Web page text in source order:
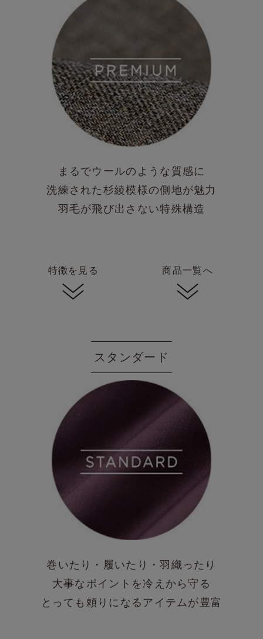
まるでウールのような質感に
洗練された杉綾模様の側地が魅力
羽毛が飛び出さない特殊構造
特徴を見る 商品一覧へ
スタンダード
巻いたり・履いたり・羽織ったり
大事なポイントを冷えから守る
とっても頼りになるアイテムが豊富